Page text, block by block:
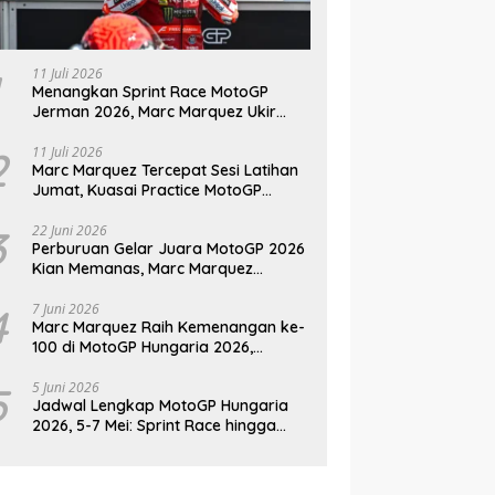
11 Juli 2026
Menangkan Sprint Race MotoGP
Jerman 2026, Marc Marquez Ukir
11 Juli 2026
Marc Marquez Tercepat Sesi Latihan
Jumat, Kuasai Practice MotoGP
22 Juni 2026
Perburuan Gelar Juara MotoGP 2026
Kian Memanas, Marc Marquez
7 Juni 2026
Marc Marquez Raih Kemenangan ke-
100 di MotoGP Hungaria 2026,
5 Juni 2026
Jadwal Lengkap MotoGP Hungaria
2026, 5-7 Mei: Sprint Race hingga